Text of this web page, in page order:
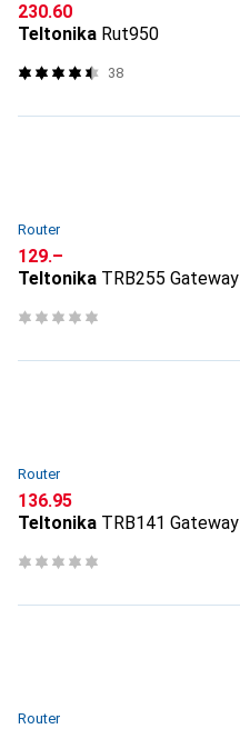
CHF
230.60
Teltonika Rut950
38
Router
CHF
129.–
Teltonika TRB255 Gateway
Router
CHF
136.95
Teltonika TRB141 Gateway
Router